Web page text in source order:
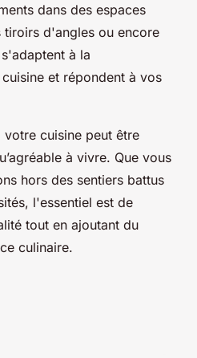
dans des espaces
tiroirs d'angles ou encore
à la
et répondent à vos
votre cuisine peut être
à vivre. Que vous
hors des sentiers battus
l'essentiel est de
tout en ajoutant du
culinaire.